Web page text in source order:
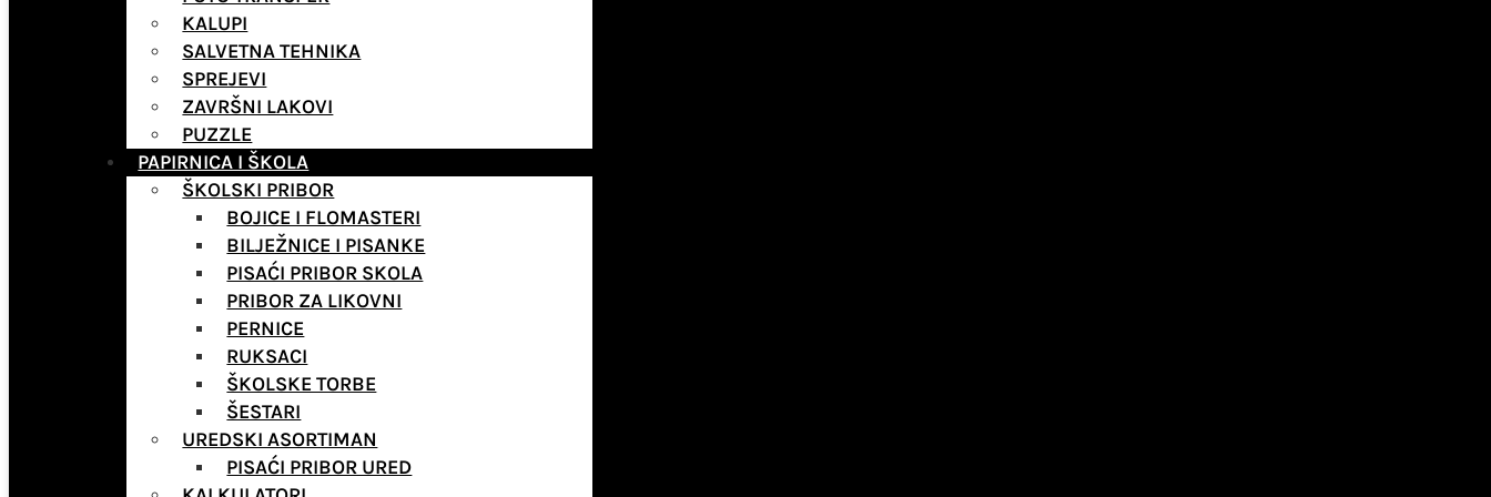
KALUPI
SALVETNA TEHNIKA
SPREJEVI
ZAVRŠNI LAKOVI
PUZZLE
PAPIRNICA I ŠKOLA
ŠKOLSKI PRIBOR
BOJICE I FLOMASTERI
BILJEŽNICE I PISANKE
PISAĆI PRIBOR SKOLA
PRIBOR ZA LIKOVNI
PERNICE
RUKSACI
ŠKOLSKE TORBE
ŠESTARI
UREDSKI ASORTIMAN
PISAĆI PRIBOR URED